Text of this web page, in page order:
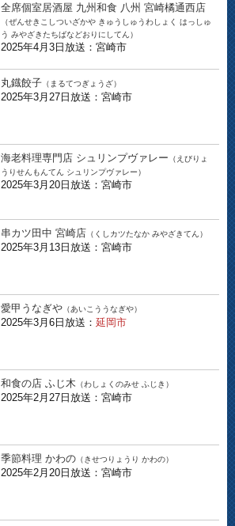
全席個室居酒屋 九州和食 八州 宮崎橘通西店
（ぜんせきこしついざかや きゅうしゅうわしょく はっしゅ
う みやざきたちばなどおりにしてん）
2025年4月3日放送：宮崎市
丸鐡餃子 （まるてつぎょうざ）
2025年3月27日放送：宮崎市
海老料理専門店 シュリンプヴァレー （えびりょ
うりせんもんてん シュリンプヴァレー）
2025年3月20日放送：宮崎市
串カツ田中 宮崎店 （くしカツたなか みやざきてん）
2025年3月13日放送：宮崎市
愛甲うなぎや （あいこううなぎや）
2025年3月6日放送： 延岡市
和食の店 ふじ木 （わしょくのみせ ふじき）
2025年2月27日放送：宮崎市
季節料理 かわの （きせつりょうり かわの）
2025年2月20日放送：宮崎市